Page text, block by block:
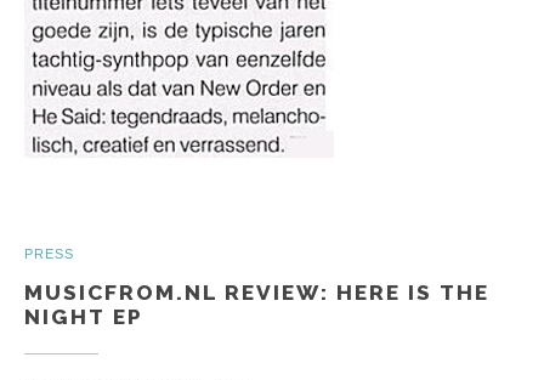
PRESS
MUSICFROM.NL REVIEW: HERE IS THE
NIGHT EP